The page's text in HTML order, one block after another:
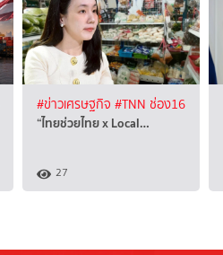
#ข่าวเศรษฐกิจ #TNN ช่อง16
“ไทยช่วยไทย x Local…
27